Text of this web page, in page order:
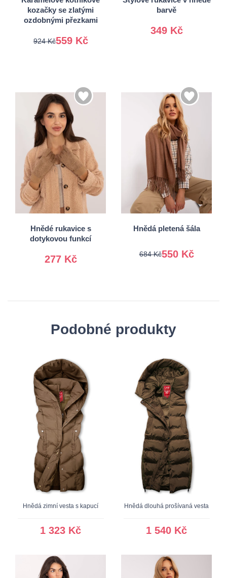
kozačky se zlatými
ozdobnými přezkami
559 Kč
924 Kč
barvě
349 Kč
Hnědé rukavice s
dotykovou funkcí
277 Kč
S/M
L/XL
Hnědá pletená šála
550 Kč
684 Kč
Univerzální
Podobné produkty
Hnědá zimní vesta s kapucí
1 323 Kč
Hnědá dlouhá prošívaná vesta
1 540 Kč